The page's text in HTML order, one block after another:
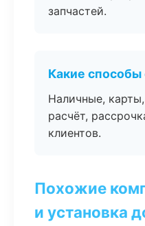
запчастей.
Какие способы
Наличные,
расчёт,
клиентов.
Похожие
и установка